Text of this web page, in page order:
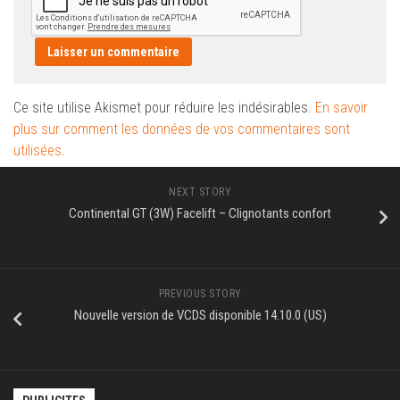
Ce site utilise Akismet pour réduire les indésirables. En savoir
plus sur comment les données de vos commentaires sont
utilisées.
NEXT STORY
Continental GT (3W) Facelift – Clignotants confort
PREVIOUS STORY
Nouvelle version de VCDS disponible 14.10.0 (US)